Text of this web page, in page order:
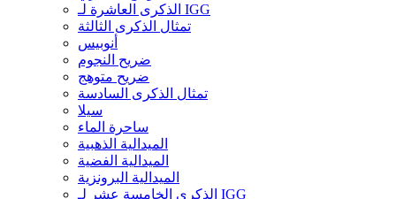
الذكرى العاشرة لـ IGG
تمثال الذكرى الثالثة
أنوبيس
ضريح النجوم
ضريح متوهج
تمثال الذكرى السادسة
سيلا
ساحرة الماء
الميدالية الذهبية
الميدالية الفضية
الميدالية البرونزية
الذكرى الخامسة عشر لـ IGG